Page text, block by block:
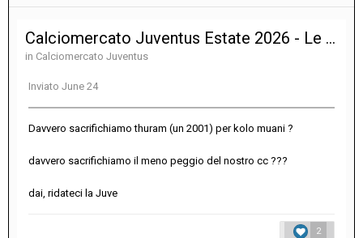
Calciomercato Juventus Estate 2026 - Le notizie sulle trattative
in Calciomercato Juventus
Inviato June 24
Davvero sacrifichiamo thuram (un 2001) per kolo muani ?
davvero sacrifichiamo il meno peggio del nostro cc ???
dai, ridateci la Juve
2